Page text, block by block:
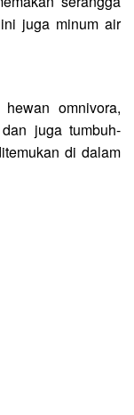
juga minum air
omnivora,
juga tumbuh-
di dalam